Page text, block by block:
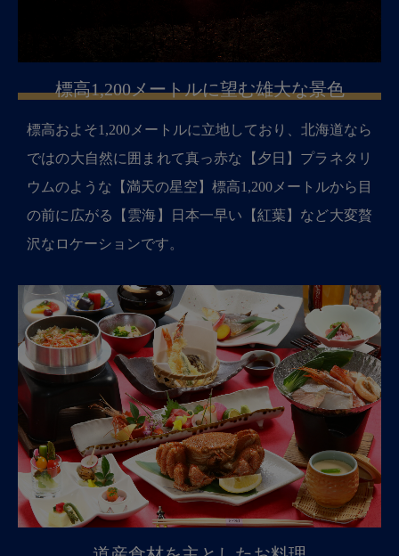
標高1,200メートルに望む雄大な景色
標高およそ1,200メートルに立地しており、北海道なら
ではの大自然に囲まれて真っ赤な【夕日】プラネタリ
ウムのような【満天の星空】標高1,200メートルから目
の前に広がる【雲海】日本一早い【紅葉】など大変贅
沢なロケーションです。